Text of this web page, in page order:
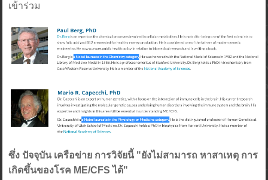
เข้าร่วม
ซึ่ง ปัจจุบัน เครือข่าย การวิจัยนี้ "ยังไม่สามารถ หาสาเหตุ การ
เกิดขึ้นของโรค ME/CFS ได้"